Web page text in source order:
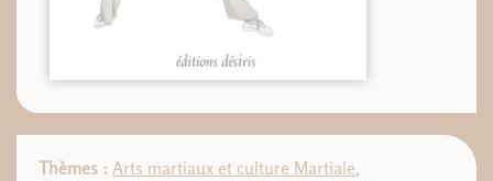
Thèmes : Arts martiaux et culture Martiale,